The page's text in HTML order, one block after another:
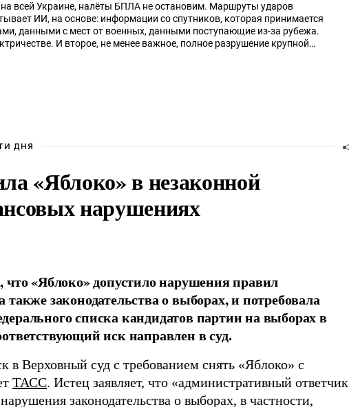
всей Украине, налёты БПЛА не остановим. Маршруты ударов
ИИ, на основе: информации со спутников, которая принимается
данными с мест от военных, данными поступающие из-за рубежа.
И второе, не менее важное, полное разрушение крупной
ДНЯ
«Яблоко» в незаконной
нарушениях
что «Яблоко» допустило нарушения правил
законодательства о выборах, и потребовала
списка кандидатов партии на выборах в
иск направлен в суд.
в Верховный суд с требованием снять «Яблоко» с
ТАСС. Истец заявляет, что «административный ответчик
законодательства о выборах, в частности,